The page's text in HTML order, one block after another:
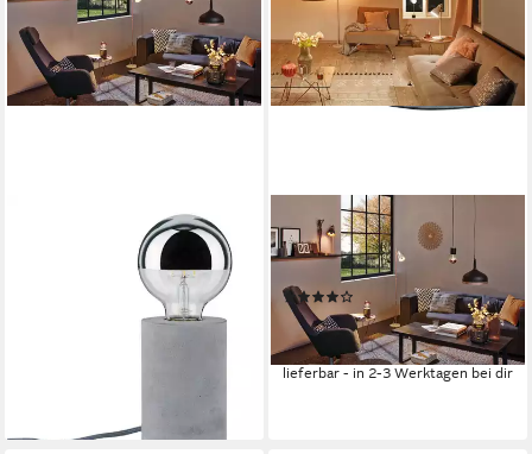
Tischleuchte Neordic Mik
rund max.1x20W E27 Grau
230V Beton, ohne
PAULMANN
LED Tischleuchte Orm, ohne
Leuchtmittel, E27
(6)
66,96 € UVP86,99 €
-23%
lieferbar - in 2-3 Werktagen bei dir